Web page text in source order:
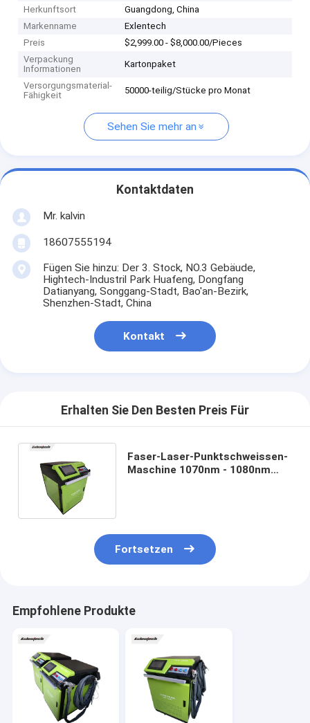
Herkunftsort
Guangdong, China
Markenname
Exlentech
Preis
$2,999.00 - $8,000.00/Pieces
Verpackung
Informationen
Kartonpaket
Versorgungsmaterial-
Fähigkeit
50000-teilig/Stücke pro Monat
Sehen Sie mehr an
Kontaktdaten
Mr. kalvin
18607555194
Fügen Sie hinzu: Der 3. Stock, NO.3 Gebäude,
Hightech-Industril Park Huafeng, Dongfang
Datianyang, Songgang-Stadt, Bao'an-Bezirk,
Shenzhen-Stadt, China
Kontakt
Erhalten Sie Den Besten Preis Für
Faser-Laser-Punktschweissen-
Maschine 1070nm - 1080nm
Fortsetzen
Empfohlene Produkte